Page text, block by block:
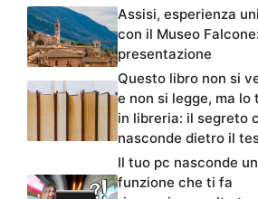
Assisi, esperienza
con il Museo
presentazione
Questo libro non si
e non si legge, ma lo
in libreria: il segreto
nasconde dietro il
Il tuo pc nasconde
funzione che ti fa